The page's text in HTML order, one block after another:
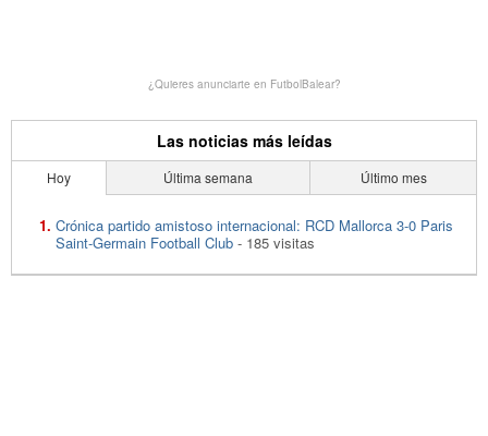
¿Quieres anunciarte en FutbolBalear?
Las noticias más leídas
Hoy Última semana Último mes
Crónica partido amistoso internacional: RCD Mallorca 3-0 Paris
Saint-Germain Football Club - 185 visitas